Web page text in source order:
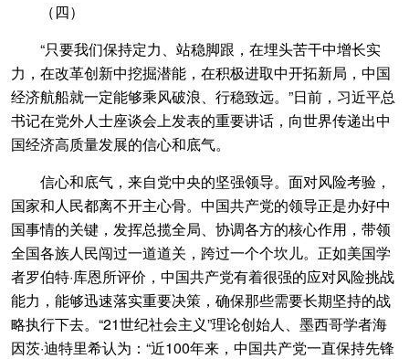
（四）
“只要我们保持定力、站稳脚跟，在埋头苦干中增长实
力，在改革创新中挖掘潜能，在积极进取中开拓新局，中国
经济航船就一定能够乘风破浪、行稳致远。”日前，习近平总
书记在党外人士座谈会上发表的重要讲话，向世界传递出中
国经济高质量发展的信心和底气。
信心和底气，来自党中央的坚强领导。面对风险考验，
国家和人民都离不开主心骨。中国共产党的领导正是办好中
国事情的关键，发挥总揽全局、协调各方的核心作用，带领
全国各族人民闯过一道道关，跨过一个个坎儿。正如美国学
者罗伯特·库恩所评价，中国共产党有着很强的应对风险挑战
能力，能够迅速落实重要决策，确保那些需要长期坚持的战
略执行下去。“21世纪社会主义”理论创始人、墨西哥学者海
因茨·迪特里希认为：“近100年来，中国共产党一直保持先锋